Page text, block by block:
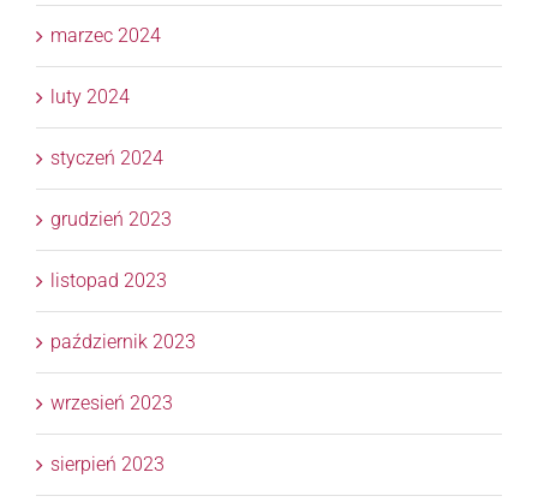
marzec 2024
luty 2024
styczeń 2024
grudzień 2023
listopad 2023
październik 2023
wrzesień 2023
sierpień 2023